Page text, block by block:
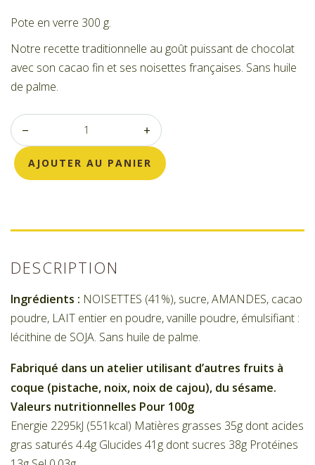
Pote en verre 300 g.
Notre recette traditionnelle au goût puissant de chocolat
avec son cacao fin et ses noisettes françaises. Sans huile
de palme.
AJOUTER AU PANIER
DESCRIPTION
Ingrédients : NOISETTES (41%), sucre, AMANDES, cacao
poudre, LAIT entier en poudre, vanille poudre, émulsifiant :
lécithine de SOJA. Sans huile de palme.
Fabriqué dans un atelier utilisant d’autres fruits à
coque (pistache, noix, noix de cajou), du sésame.
Valeurs nutritionnelles Pour 100g
Energie 2295kJ (551kcal) Matières grasses 35g dont acides
gras saturés 4.4g Glucides 41g dont sucres 38g Protéines